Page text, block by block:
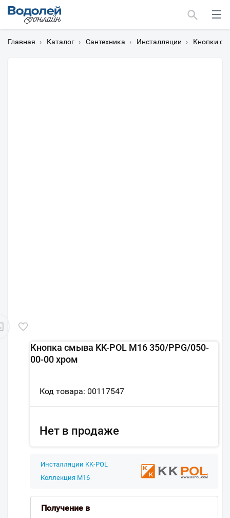
Главная › Каталог › Сантехника › Инсталляции › Кнопки
Кнопка смыва KK-POL M16 350/PPG/050-
00-00 хром
Код товара: 00117547
Нет в продаже
Инсталляции KK-POL
Коллекция M16
Получение в